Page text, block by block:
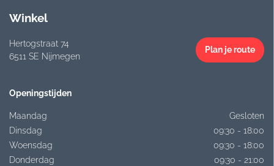
Winkel
Hertogstraat 74
6511 SE Nijmegen
Plan je route
Openingstijden
Maandag
Gesloten
Dinsdag
09:30 - 18:00
Woensdag
09:30 - 18:00
Donderdag
09:30 - 21:00